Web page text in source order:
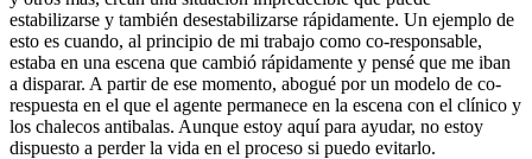
estabilizarse y también desestabilizarse rápidamente. Un ejemplo de
esto es cuando, al principio de mi trabajo como co-responsable,
estaba en una escena que cambió rápidamente y pensé que me iban
a disparar. A partir de ese momento, abogué por un modelo de co-
respuesta en el que el agente permanece en la escena con el clínico y
los chalecos antibalas. Aunque estoy aquí para ayudar, no estoy
dispuesto a perder la vida en el proceso si puedo evitarlo.